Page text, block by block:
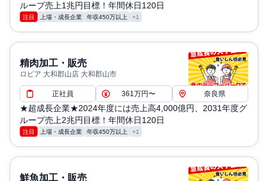
ループ売上1兆円目標！年間休日120日
注目 上場・成長企業 年収450万以上 +1
精肉加工・販売
ロピア 大和郡山店 大和郡山市
正社員 361万円〜 奈良県
★超成長企業★2024年度には売上高4,000億円、2031年度グ
ループ売上2兆円目標！年間休日120日
注目 上場・成長企業 年収450万以上 +1
鮮魚加工・販売